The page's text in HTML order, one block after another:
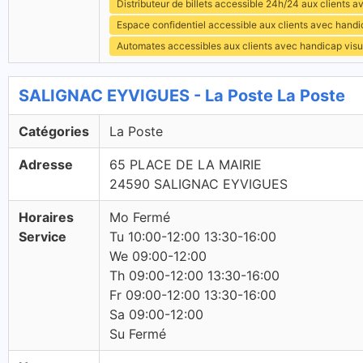
Distributeur de billets accessible 24h/24 aux clients
Espace confidentiel accessible aux clients avec
Automates accessibles aux clients avec handicap
SALIGNAC EYVIGUES - La Poste La Poste
Catégories La Poste
Adresse
65 PLACE DE LA MAIRIE
24590 SALIGNAC EYVIGUES
Horaires
Service
Mo Fermé
Tu 10:00-12:00 13:30-16:00
We 09:00-12:00
Th 09:00-12:00 13:30-16:00
Fr 09:00-12:00 13:30-16:00
Sa 09:00-12:00
Su Fermé